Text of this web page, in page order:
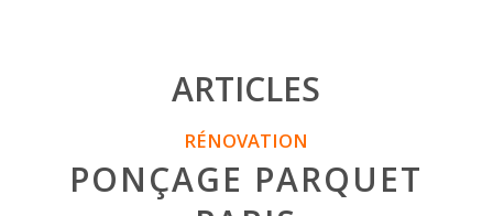
ARTICLES
RÉNOVATION
PONÇAGE PARQUET